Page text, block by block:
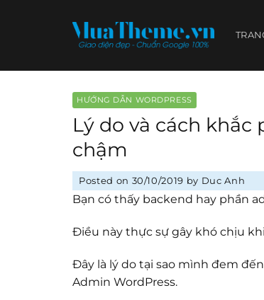
HƯỚNG DẪN WORDPRESS
Lý do và cách khắc
chậm
Posted on 30/10/2019 by Duc Anh
Bạn có thấy backend hay phần
Điều này thực sự gây khó chịu
Đây là lý do tại sao mình đem
Admin WordPress.